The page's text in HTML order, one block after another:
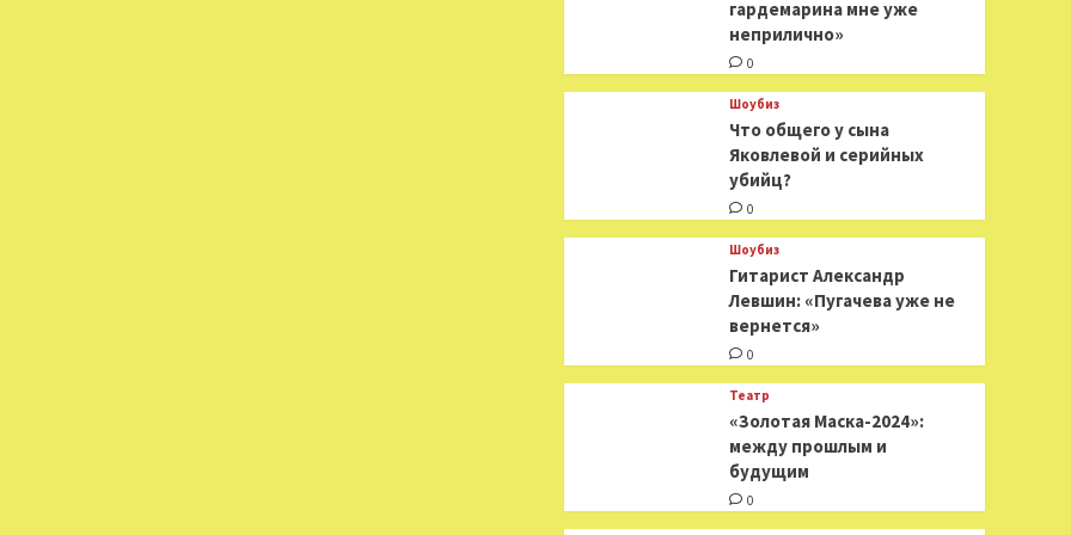
гардемарина мне уже
неприлично»
0
Шоубиз
Что общего у сына
Яковлевой и серийных
убийц?
0
Шоубиз
Гитарист Александр
Левшин: «Пугачева уже не
вернется»
0
Театр
«Золотая Маска-2024»:
между прошлым и
будущим
0